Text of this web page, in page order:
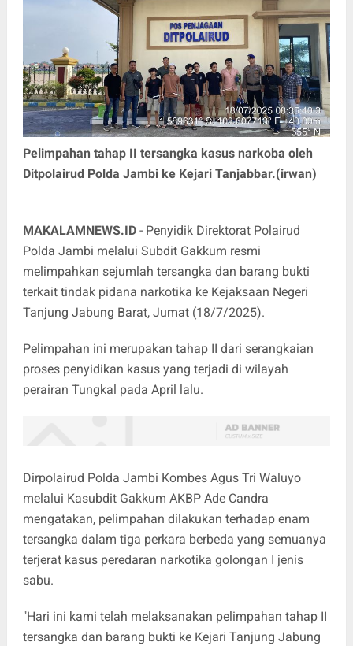
Pelimpahan tahap II tersangka kasus narkoba oleh
Ditpolairud Polda Jambi ke Kejari Tanjabbar.(irwan)
MAKALAMNEWS.ID - Penyidik Direktorat Polairud
Polda Jambi melalui Subdit Gakkum resmi
melimpahkan sejumlah tersangka dan barang bukti
terkait tindak pidana narkotika ke Kejaksaan Negeri
Tanjung Jabung Barat, Jumat (18/7/2025).
Pelimpahan ini merupakan tahap II dari serangkaian
proses penyidikan kasus yang terjadi di wilayah
perairan Tungkal pada April lalu.
Dirpolairud Polda Jambi Kombes Agus Tri Waluyo
melalui Kasubdit Gakkum AKBP Ade Candra
mengatakan, pelimpahan dilakukan terhadap enam
tersangka dalam tiga perkara berbeda yang semuanya
terjerat kasus peredaran narkotika golongan I jenis
sabu.
"Hari ini kami telah melaksanakan pelimpahan tahap II
tersangka dan barang bukti ke Kejari Tanjung Jabung